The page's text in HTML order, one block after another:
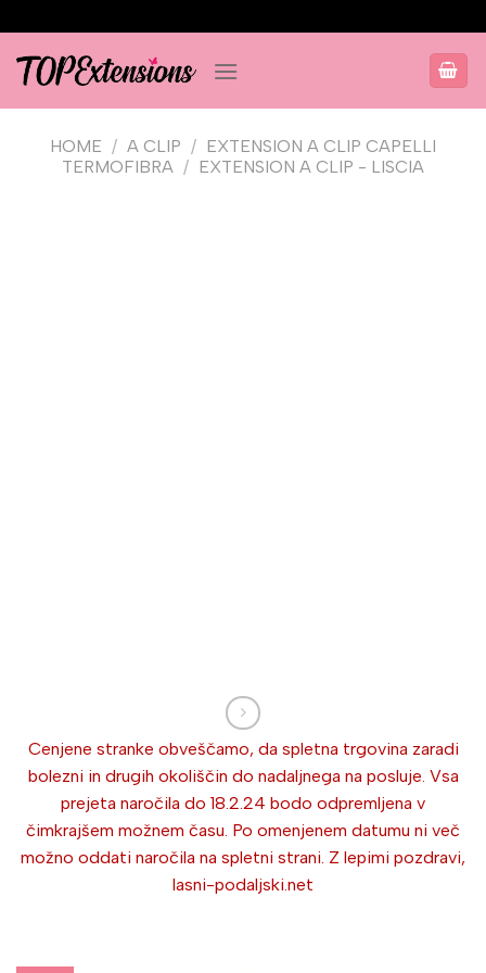
ai
contenuti
HOME / A CLIP / EXTENSION A CLIP CAPELLI
TERMOFIBRA / EXTENSION A CLIP - LISCIA
Cenjene stranke obveščamo, da spletna trgovina zaradi
bolezni in drugih okoliščin do nadaljnega na posluje. Vsa
prejeta naročila do 18.2.24 bodo odpremljena v
čimkrajšem možnem času. Po omenjenem datumu ni več
možno oddati naročila na spletni strani. Z lepimi pozdravi,
lasni-podaljski.net